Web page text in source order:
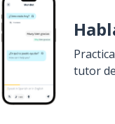
tutor